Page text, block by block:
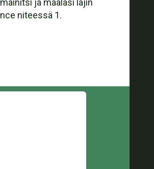
ja maalasi lajin
niteessä 1.